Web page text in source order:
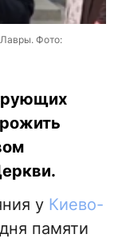
Фото:
у Киево-
памяти